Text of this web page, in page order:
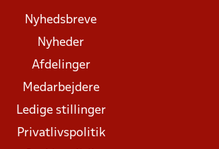
Nyhedsbreve
Nyheder
Afdelinger
Medarbejdere
Ledige stillinger
Privatlivspolitik